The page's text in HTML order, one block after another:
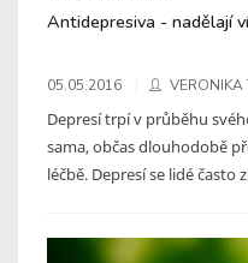
Antidepresiva - nadělají
05.05.2016
Depresí trpí v průběhu
sama, občas dlouhodobě
léčbě. Depresí se lidé často